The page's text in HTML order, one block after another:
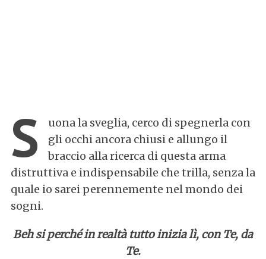
S
uona la sveglia, cerco di spegnerla con
gli occhi ancora chiusi e allungo il
braccio alla ricerca di questa arma
distruttiva e indispensabile che trilla, senza la
quale io sarei perennemente nel mondo dei
sogni.
Beh si perché in realtà tutto inizia lì, con Te, da
Te.